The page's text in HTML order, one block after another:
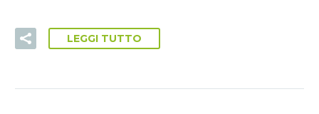
LEGGI TUTTO